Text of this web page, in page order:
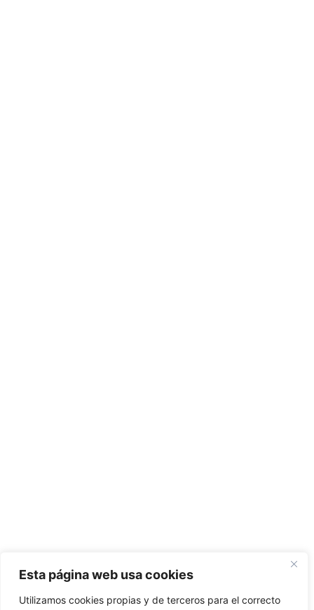
Esta página web usa cookies
Utilizamos cookies propias y de terceros para el correcto